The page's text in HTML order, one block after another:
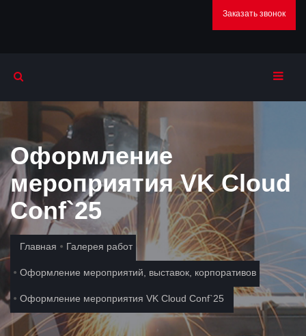
Заказать звонок
Оформление
мероприятия VK Cloud
Conf`25
Главная Галерея работ
Оформление мероприятий, выставок, корпоративов
Оформление мероприятия VK Cloud Conf`25